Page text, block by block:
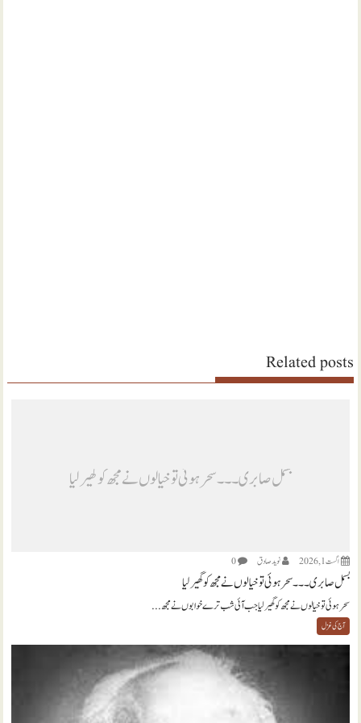
Related posts
بسمل صابری ۔۔۔ سحر ہوئی تو خیالوں نے مجھ کو گھیر لیا
اگست 1, 2026 نويد صادق 0
بسمل صابری ۔۔۔ سحر ہوئی تو خیالوں نے مجھ کو گھیر لیا
سحر ہوئی تو خیالوں نے مجھ کو گھیر لیا جب آئی شب ترے خوابوں نے مجھ...
آج کی غزل